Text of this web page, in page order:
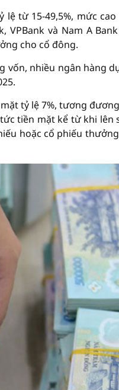
từ 15-49,5%, mức
VPBank và Nam A
cho cổ đông.
vốn, nhiều ngân hàng
tỷ lệ 7%, tương
tiền mặt kể từ khi lên
hoặc cổ phiếu